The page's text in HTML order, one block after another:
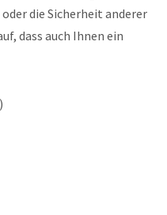
die Sicherheit anderer
dass auch Ihnen ein